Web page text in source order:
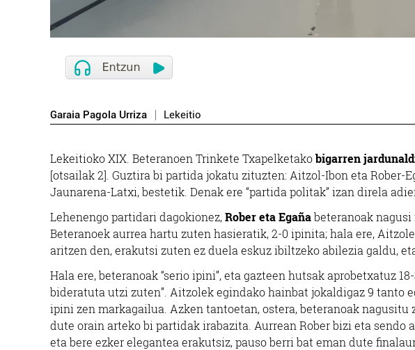
Garaia Pagola Urriza Lekeitio
Lekeitioko XIX. Beteranoen Trinkete Txapelketakobigarren
[otsailak 2]. Guztira bi partida jokatu zituzten: Aitzol-Ibon eta Rober-
Jaunarena-Latxi, bestetik. Denak ere “partida politak” izan direla
Lehenengo partidari dagokionez,Rober eta Egañabeteranoak nagusi
Beteranoek aurrea hartu zuten hasieratik, 2-0 ipinita; hala ere,
aritzen den, erakutsi zuten ez duela eskuz ibiltzeko abilezia galdu,
Hala ere, beteranoak “serio ipini”, eta gazteen hutsak aprobetxatuz
bideratuta utzi zuten”. Aitzolek egindako hainbat jokaldigaz 9 tanto
ipini zen markagailua. Azken tantoetan, ostera, beteranoak nagusitu
dute orain arteko bi partidak irabazita. Aurrean Rober bizi eta sendo
eta bere ezker elegantea erakutsiz, pauso berri bat eman dute